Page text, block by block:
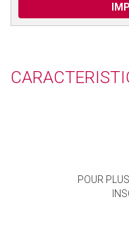
POUR